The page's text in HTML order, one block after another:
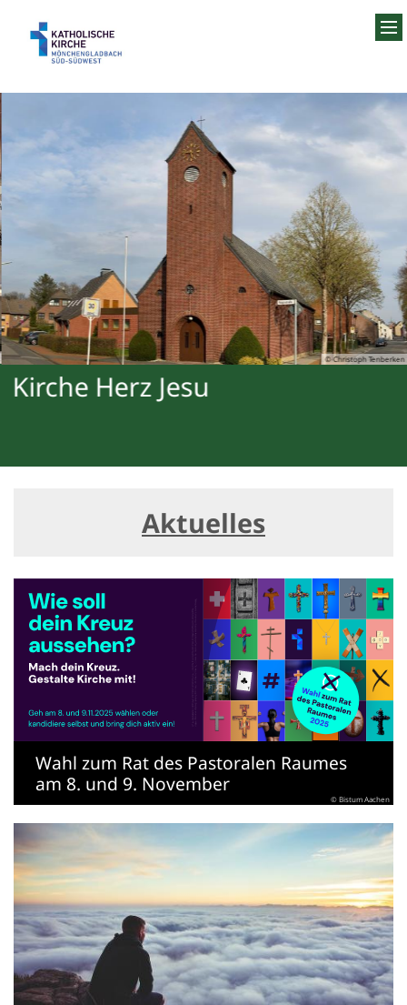
© Christoph Tenberken
Kirche Herz Jesu
Aktuelles
Wahl zum Rat des Pastoralen Raumes
am 8. und 9. November
© Bistum Aachen